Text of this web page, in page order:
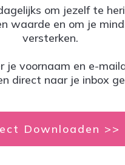
om jezelf te
waarde en om je
versterken.
je voornaam en e-
direct naar je inbox
Downloaden >>